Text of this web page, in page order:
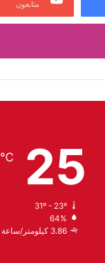
متابعون
25
℃
31º - 23º
64%
3.86 كيلومتر/ساعة